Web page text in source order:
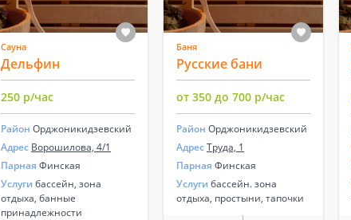
Сауна
Дельфин
250 р/час
Район Орджоникидзевский
Адрес Ворошилова, 4/1
Парная Финская
Услуги бассейн, зона
отдыха, банные
принадлежности
Баня
Русские бани
от 350 до 700 р/час
Район Орджоникидзевский
АдресТруда, 1
Парная Финская
Услуги бассейн. зона
отдыха, простыни, тапочки